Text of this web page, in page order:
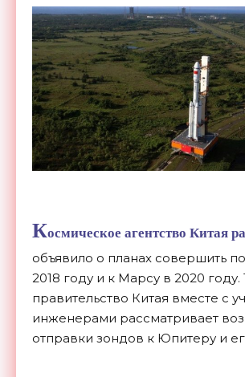
Космическое агентство Китая
объявило о планах совершить
2018 году и к Марсу в 2020 году.
правительство Китая вместе с
инженерами рассматривает
отправки зондов к Юпитеру и